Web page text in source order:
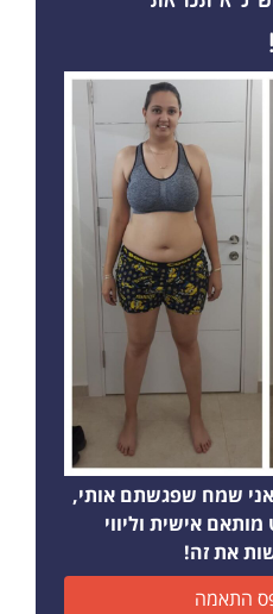
שמח שפגשתם אותי,
אישית וליווי
את זה!
התאמה